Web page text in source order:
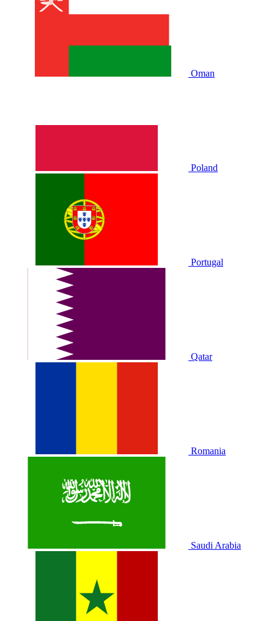
Oman
Poland
Portugal
Qatar
Romania
Saudi Arabia